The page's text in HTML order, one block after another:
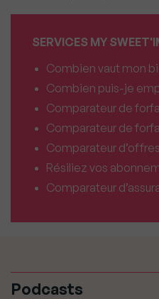
SERVICES MY
Combien vaut mon
Combien puis-je
Comparateur de
Comparateur de
Comparateur
Résiliez vos
Comparateur
Podcasts